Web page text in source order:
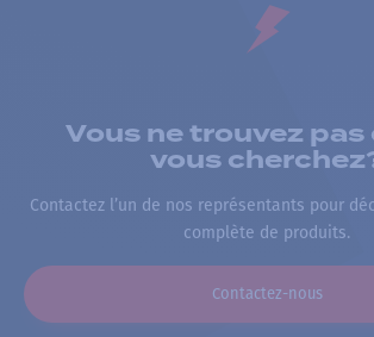
Vous ne trouvez pas
vous
Contactez l’un de nos représentants pour
complète de produits.
Contactez-nous